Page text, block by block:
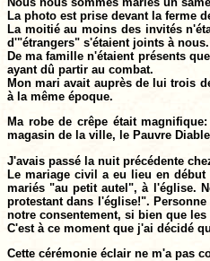
La photo est prise devant la ferme
La moitié au moins des invités
d'"étrangers" s'étaient joints à nous.
De ma famille n'étaient présents
ayant dû partir au combat.
Mon mari avait auprès de lui trois
à la même époque.
Ma robe de crêpe était
magasin de la ville, le Pauvre
J'avais passé la nuit précédente
Le mariage civil a eu lieu en
mariés "au petit autel", à l'église.
protestant dans l'église!".
notre consentement, si bien que
C'est à ce moment que j'ai décidé
Cette cérémonie éclair ne m'a pas